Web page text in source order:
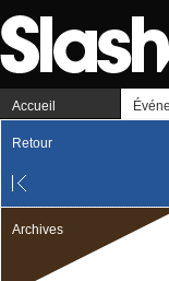
Accueil
Retour
Archives